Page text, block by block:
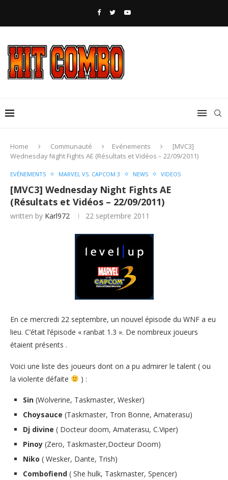
Home Communauté Evénements
[MVC3]
Wednesday Night Fights AE (Résultats et Vidéos – 22/09/2011)
EVÉNEMENTS MARVEL VS. CAPCOM 3 NEWS VIDEOS
[MVC3] Wednesday Night Fights AE
(Résultats et Vidéos – 22/09/2011)
written by Karl972 22 septembre 2011
En ce mercredi 22 septembre, un nouvel épisode du WNF a eu
lieu. C’était l’épisode « ranbat 1.3 ». De nombreux joueurs
étaient présents .
Voici une liste des joueurs dont on a pu admirer le talent ( ou
la violente défaite
) :
Sin (Wolverine, Taskmaster, Wesker)
Choysauce (Taskmaster, Tron Bonne, Amaterasu)
Dj divine ( Docteur doom, Amaterasu, C.Viper)
Pinoy (Zero, Taskmaster,Docteur Doom)
Niko ( Wesker, Dante, Trish)
Combofiend ( She hulk, Taskmaster, Spencer)